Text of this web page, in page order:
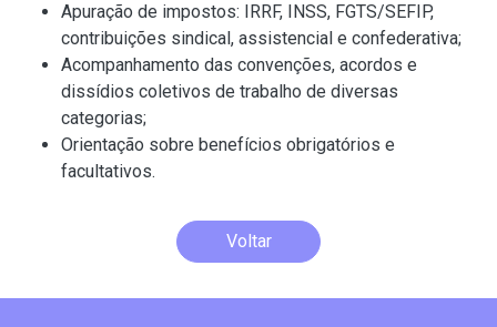
Apuração de impostos: IRRF, INSS, FGTS/SEFIP,
contribuições sindical, assistencial e confederativa;
Acompanhamento das convenções, acordos e
dissídios coletivos de trabalho de diversas
categorias;
Orientação sobre benefícios obrigatórios e
facultativos.
Voltar